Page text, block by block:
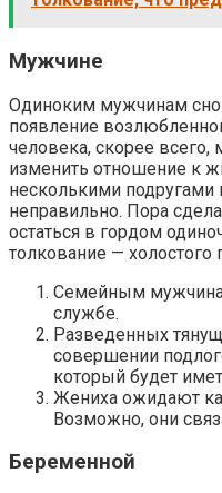
Мужчине
Одиноким мужчинам
появление
человека, скорее всего,
изменить отношение к
несколькими подругами
неправильно. Пора
остаться в гордом
толкование —
Семейным
службе.
Разведенных
совершении
который будет
Жениха ожидают
Возможно, они
Беременной